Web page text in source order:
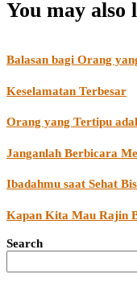
You may also
Balasan bagi Orang
Keselamatan Terbesar
Orang yang Tertipu
Janganlah Berbicara
Ibadahmu saat Sehat
Kapan Kita Mau Rajin
Search